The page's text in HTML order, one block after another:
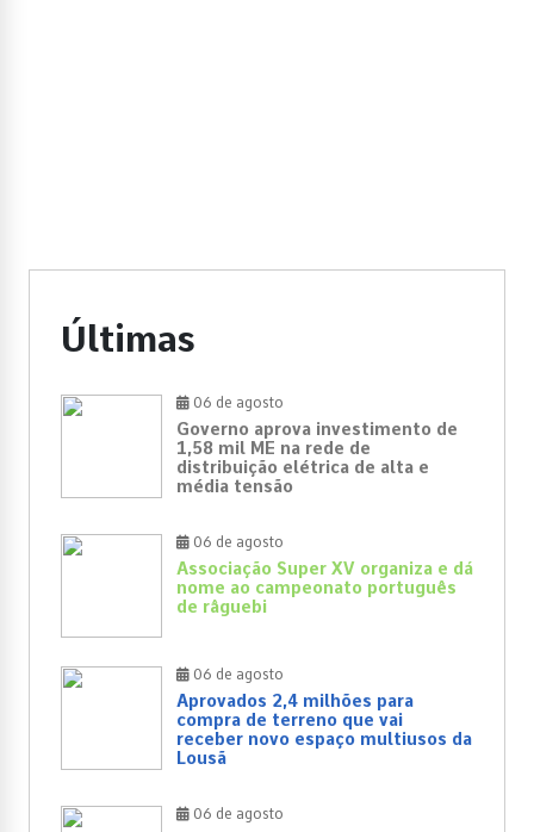
Últimas
06 de agosto
Governo aprova investimento de
1,58 mil ME na rede de
distribuição elétrica de alta e
média tensão
06 de agosto
Associação Super XV organiza e dá
nome ao campeonato português
de râguebi
06 de agosto
Aprovados 2,4 milhões para
compra de terreno que vai
receber novo espaço multiusos da
Lousã
06 de agosto